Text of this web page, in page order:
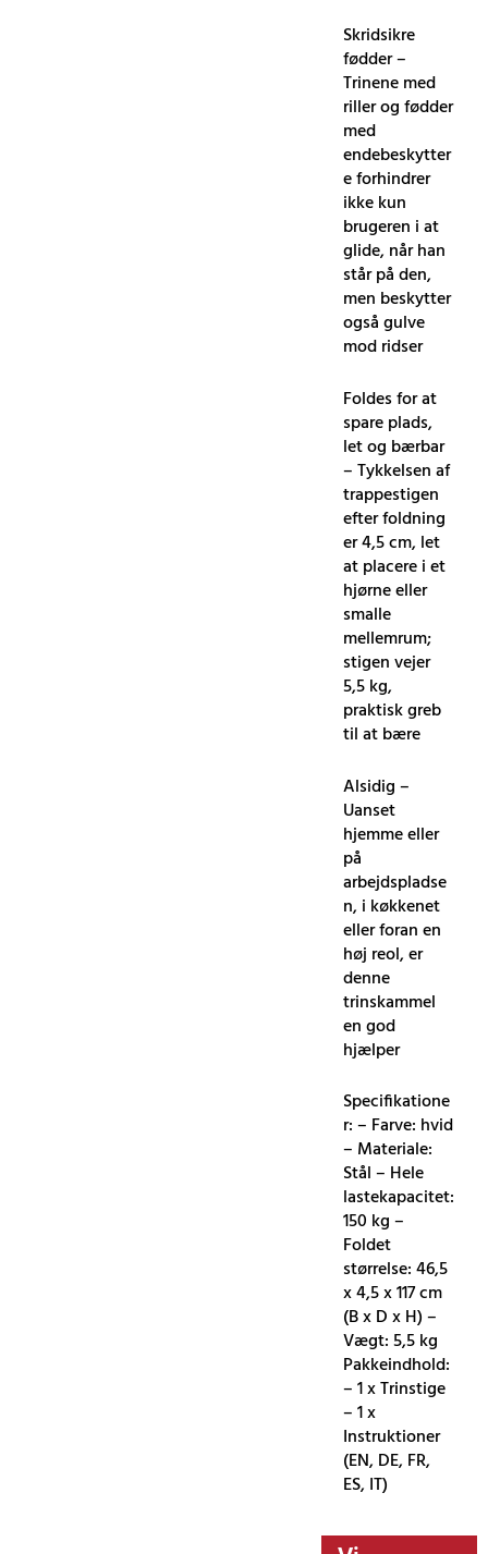
Skridsikre
fødder –
Trinene med
riller og fødder
med
endebeskytter
e forhindrer
ikke kun
brugeren i at
glide, når han
står på den,
men beskytter
også gulve
mod ridser
Foldes for at
spare plads,
let og bærbar
– Tykkelsen af ​​
trappestigen
efter foldning
er 4,5 cm, let
at placere i et
hjørne eller
smalle
mellemrum;
stigen vejer
5,5 kg,
praktisk greb
til at bære
Alsidig –
Uanset
hjemme eller
på
arbejdspladse
n, i køkkenet
eller foran en
høj reol, er
denne
trinskammel
en god
hjælper
Specifikatione
r: – Farve: hvid
– Materiale:
Stål – Hele
lastekapacitet:
150 kg –
Foldet
størrelse: 46,5
x 4,5 x 117 cm
(B x D x H) –
Vægt: 5,5 kg
Pakkeindhold:
– 1 x Trinstige
– 1 x
Instruktioner
(EN, DE, FR,
ES, IT)